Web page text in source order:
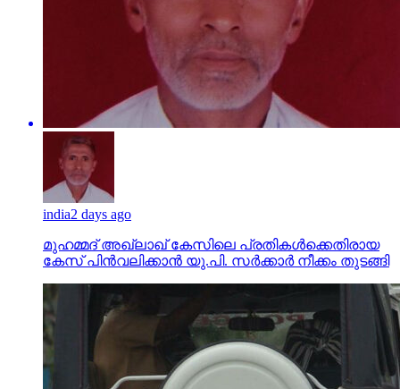
india2 days ago
മുഹമ്മദ് അഖ്‌ലാഖ് കേസിലെ പ്രതികള്‍ക്കെതിരായ
കേസ് പിന്‍വലിക്കാന്‍ യു.പി. സര്‍ക്കാര്‍ നീക്കം തുടങ്ങി